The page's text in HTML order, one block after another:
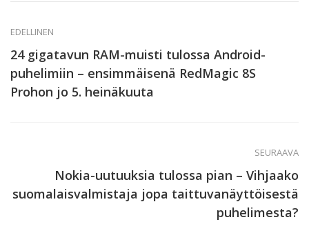
EDELLINEN
24 gigatavun RAM-muisti tulossa Android-
puhelimiin – ensimmäisenä RedMagic 8S
Prohon jo 5. heinäkuuta
SEURAAVA
Nokia-uutuuksia tulossa pian – Vihjaako
suomalaisvalmistaja jopa taittuvanäyttöisestä
puhelimesta?